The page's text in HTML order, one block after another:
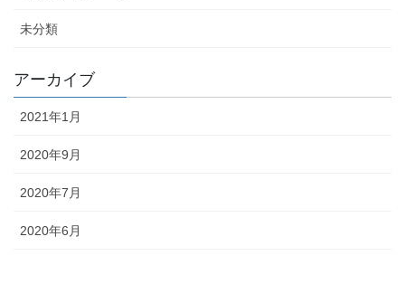
未分類
アーカイブ
2021年1月
2020年9月
2020年7月
2020年6月